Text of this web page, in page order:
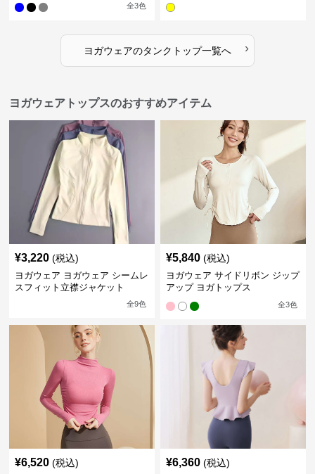
全3色
ヨガウェアのタンクトップ一覧へ ›
ヨガウェアトップスのおすすめアイテム
¥3,220 (税込)
ヨガウェア ヨガウェア シームレ
スフィット立襟ジャケット
全9色
¥5,840 (税込)
ヨガウェア サイドリボン ジップ
アップ ヨガトップス
全3色
¥6,520 (税込) ¥6,360 (税込)